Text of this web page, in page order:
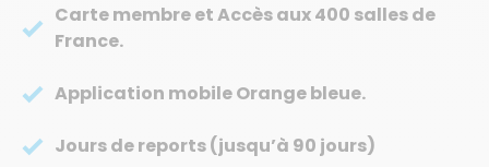
Carte membre et Accès aux 400 salles de
France.
Application mobile Orange bleue.
Jours de reports (jusqu’à 90 jours)